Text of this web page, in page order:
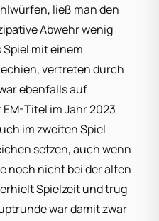
ließ man den
Abwehr wenig
mit einem
vertreten durch
ebenfalls auf
Titel im Jahr 2023
im zweiten Spiel
setzen, auch wenn
noch nicht bei der alten
Spielzeit und trug
war damit zwar